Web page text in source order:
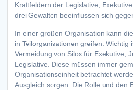
Kraftfeldern der Legislative,
drei Gewalten beeinflussen sich
In einer großen Organisation kann
in Teilorganisationen greifen. Wichtig
Vermeidung von Silos für Exekutive,
Legislative. Diese müssen immer
Organisationseinheit betrachtet
Ausgleich sorgen. Die Rolle und den